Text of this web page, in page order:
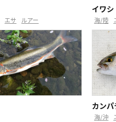
エサ ルアー
イワシ
海/陸
カンパ
海/沖